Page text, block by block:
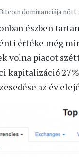
dominanciája
észben
értéke még
volna piacot
kapitalizáció
az év